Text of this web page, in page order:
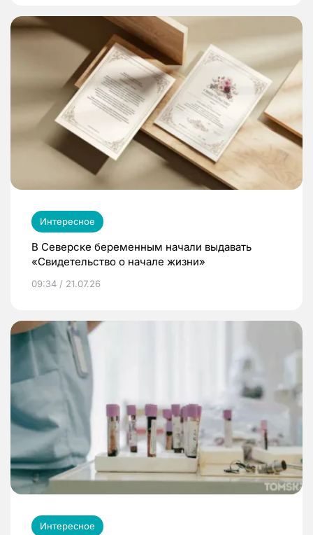
Интересное
В Северске беременным начали выдавать
«Свидетельство о начале жизни»
09:34 / 21.07.26
Интересное